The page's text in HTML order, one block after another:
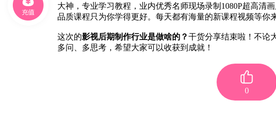
大神，专业学习教程，业内优秀名师现场录制1080P超高清
品质课程只为你学得更好。每天都有海量的新课程视频等你
这次的影视后期制作行业是做啥的？干货分享结束啦！不论
多问、多思考，希望大家可以收获到成就！
0